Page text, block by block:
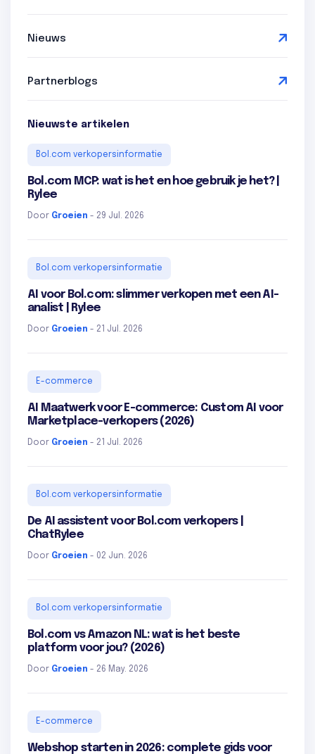
Nieuws
Partnerblogs
Nieuwste artikelen
Bol.com verkopersinformatie
Bol.com MCP: wat is het en hoe gebruik je het? |
Rylee
Door Groeien - 29 Jul. 2026
Bol.com verkopersinformatie
AI voor Bol.com: slimmer verkopen met een AI-
analist | Rylee
Door Groeien - 21 Jul. 2026
E-commerce
AI Maatwerk voor E-commerce: Custom AI voor
Marketplace-verkopers (2026)
Door Groeien - 21 Jul. 2026
Bol.com verkopersinformatie
De AI assistent voor Bol.com verkopers |
ChatRylee
Door Groeien - 02 Jun. 2026
Bol.com verkopersinformatie
Bol.com vs Amazon NL: wat is het beste
platform voor jou? (2026)
Door Groeien - 26 May. 2026
E-commerce
Webshop starten in 2026: complete gids voor